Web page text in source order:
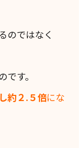
のではなく
す。
約２.５倍にな